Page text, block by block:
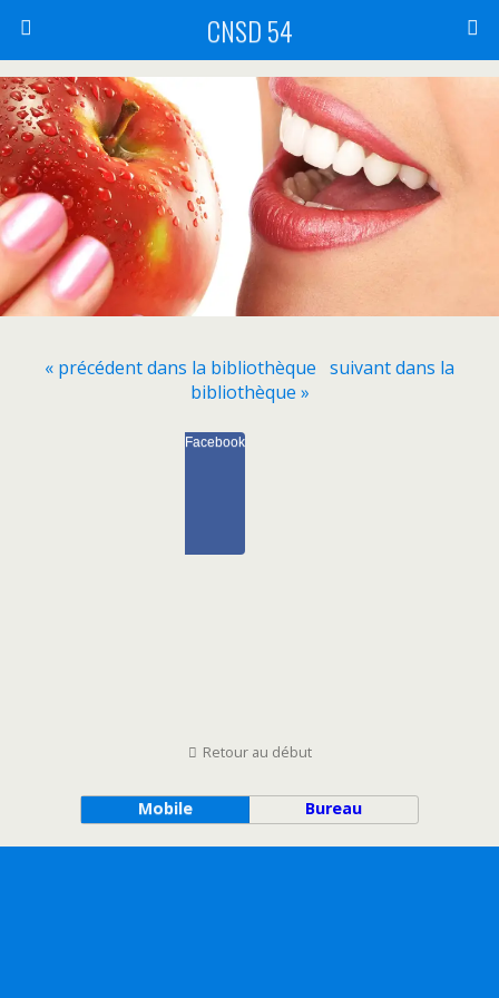
CNSD 54
« précédent dans la bibliothèque suivant dans la
bibliothèque »
Facebook
Retour au début
Mobile Bureau